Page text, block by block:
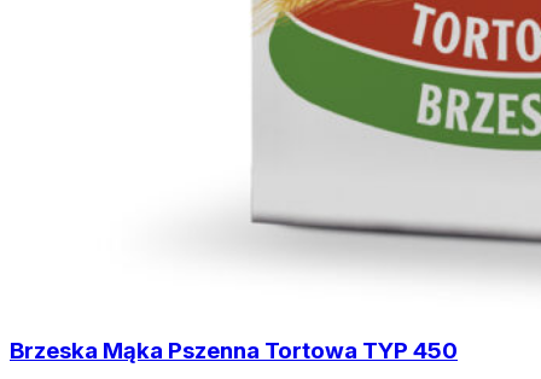
Brzeska Mąka Pszenna Tortowa TYP 450